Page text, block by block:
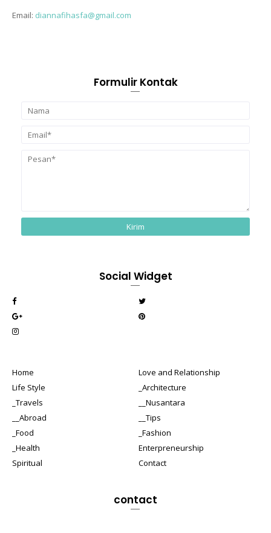
Email: diannafihasfa@gmail.com
Formulir Kontak
Social Widget
Home
Love and Relationship
Life Style
_Architecture
_Travels
__Nusantara
__Abroad
__Tips
_Food
_Fashion
_Health
Enterpreneurship
Spiritual
Contact
contact